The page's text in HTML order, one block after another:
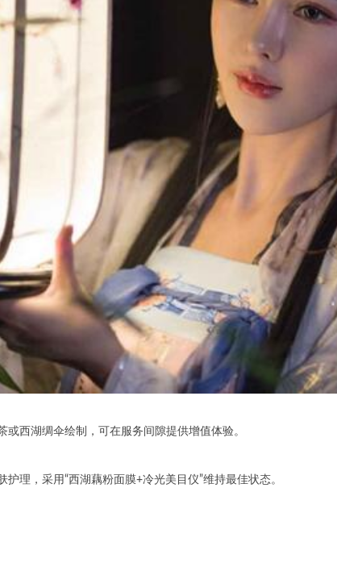
西湖绸伞绘制，可在服务间隙提供增值体验。
，采用“西湖藕粉面膜+冷光美目仪”维持最佳状态。